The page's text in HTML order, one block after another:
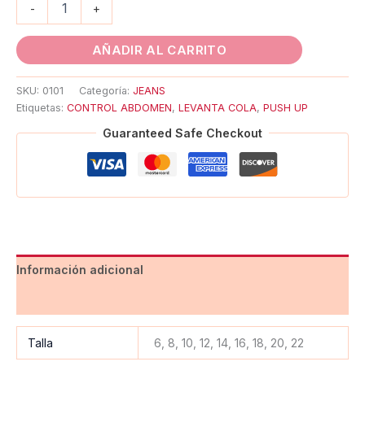
- +
AÑADIR AL CARRITO
SKU: 0101 Categoría: JEANS
Etiquetas: CONTROL ABDOMEN, LEVANTA COLA, PUSH UP
Guaranteed Safe Checkout
Información adicional
Talla 6, 8, 10, 12, 14, 16, 18, 20, 22